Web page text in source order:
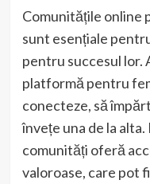
Comunitățile online
sunt esențiale
pentru succesul lor.
platformă pentru
conecteze, să
învețe una de la
comunități oferă
valoroase, care pot